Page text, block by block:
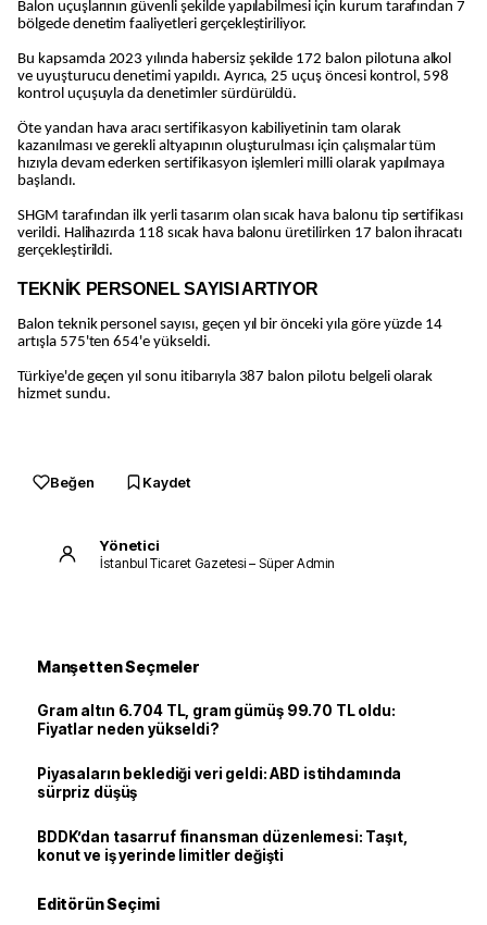
Balon uçuşlarının güvenli şekilde yapılabilmesi için kurum tarafından 7
bölgede denetim faaliyetleri gerçekleştiriliyor.
Bu kapsamda 2023 yılında habersiz şekilde 172 balon pilotuna alkol
ve uyuşturucu denetimi yapıldı. Ayrıca, 25 uçuş öncesi kontrol, 598
kontrol uçuşuyla da denetimler sürdürüldü.
Öte yandan hava aracı sertifikasyon kabiliyetinin tam olarak
kazanılması ve gerekli altyapının oluşturulması için çalışmalar tüm
hızıyla devam ederken sertifikasyon işlemleri milli olarak yapılmaya
başlandı.
SHGM tarafından ilk yerli tasarım olan sıcak hava balonu tip sertifikası
verildi. Halihazırda 118 sıcak hava balonu üretilirken 17 balon ihracatı
gerçekleştirildi.
TEKNİK PERSONEL SAYISI ARTIYOR
Balon teknik personel sayısı, geçen yıl bir önceki yıla göre yüzde 14
artışla 575'ten 654'e yükseldi.
Türkiye'de geçen yıl sonu itibarıyla 387 balon pilotu belgeli olarak
hizmet sundu.
Beğen Kaydet
Yönetici
İstanbul Ticaret Gazetesi – Süper Admin
Manşetten Seçmeler
Gram altın 6.704 TL, gram gümüş 99.70 TL oldu:
Fiyatlar neden yükseldi?
Piyasaların beklediği veri geldi: ABD istihdamında
sürpriz düşüş
BDDK’dan tasarruf finansman düzenlemesi: Taşıt,
konut ve iş yerinde limitler değişti
Editörün Seçimi